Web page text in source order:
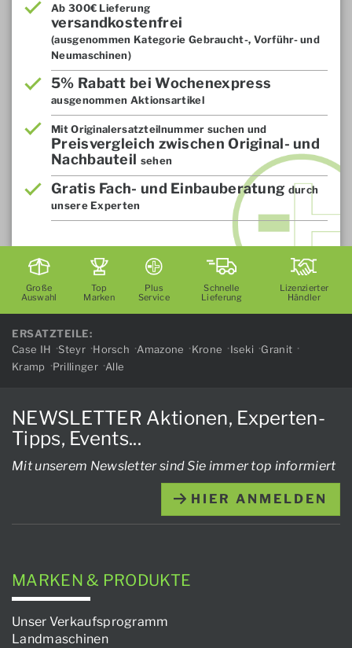
Ab 300€ Lieferung
versandkostenfrei
(ausgenommen Kategorie Gebraucht-, Vorführ- und
Neumaschinen)
5% Rabatt bei Wochenexpress
ausgenommen Aktionsartikel
Mit Originalersatzteilnummer suchen und
Preisvergleich zwischen Original- und
Nachbauteil sehen
Gratis Fach- und Einbauberatung durch
unsere Experten
Große
Auswahl
Top
Marken
Plus
Service
Schnelle
Lieferung
Lizenzierter
Händler
ERSATZTEILE:
Case IH
Steyr Horsch Amazone Krone Iseki
Granit
Kramp
Prillinger Alle
NEWSLETTER Aktionen, Experten-
Tipps, Events...
Mit unserem Newsletter sind Sie immer top informiert
HIER ANMELDEN
MARKEN & PRODUKTE
Unser Verkaufsprogramm
Landmaschinen